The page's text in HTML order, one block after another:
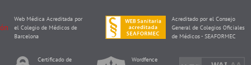
Web Médica Acreditada por
el Colegio de Médicos de
Barcelona
Acreditado por el Consejo
General de Colegios Oficiales
de Médicos - SEAFORMEC
Certificado de
Wordfence